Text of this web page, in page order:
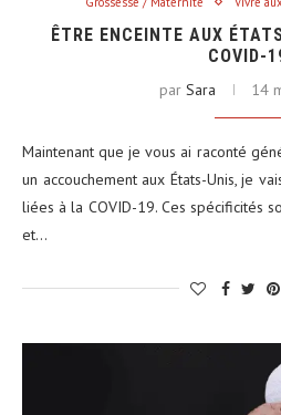
ÊTRE ENCEINTE AUX
COVID-
par Sara 14
Maintenant que je vous ai raconté
un accouchement aux États-Unis, je
liées à la COVID-19. Ces spécificités
et…